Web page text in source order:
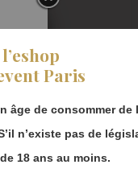
Paris
âge de consommer de
n’existe pas de
18 ans au moins.
: